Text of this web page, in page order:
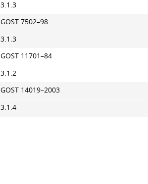
3.1.3
GOST 7502–98
3.1.3
GOST 11701–84
3.1.2
GOST 14019–2003
3.1.4